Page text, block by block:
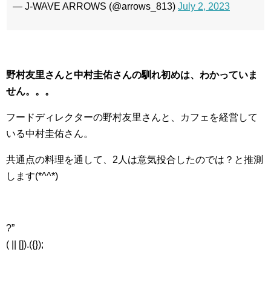
— J-WAVE ARROWS (@arrows_813) July 2, 2023
野村友里さんと中村圭佑さんの馴れ初めは、わかっていま
せん。。。
フードディレクターの野村友里さんと、カフェを経営して
いる中村圭佑さん。
共通点の料理を通して、2人は意気投合したのでは？と推測
します(*^^*)
?”
( || []).({});